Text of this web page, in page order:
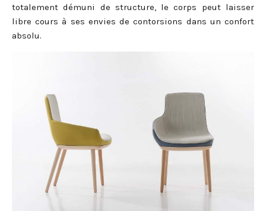
totalement démuni de structure, le corps peut laisser
libre cours à ses envies de contorsions dans un confort
absolu.